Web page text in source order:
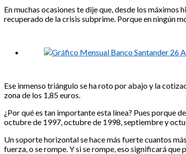
En muchas ocasiones te dije que, desde los
recuperado de la crisis subprime. Porque en ningún
Ese inmenso triángulo se ha roto por abajo y la
zona de los 1,85 euros.
¿Por qué es tan importante esta línea? Pues porque
octubre de 1997, octubre de 1998, septiembre y
Un soporte horizontal se hace más fuerte cuantos
fuerza, o se rompe. Y si se rompe, eso significará que